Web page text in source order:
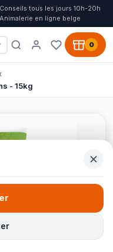
Conseils tous les jours 10h-20h
Animalerie en ligne belge
0
- 15kg